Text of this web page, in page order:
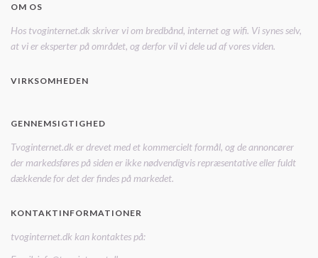
OM OS
Hos tvoginternet.dk skriver vi om bredbånd, internet og wifi. Vi synes selv,
at vi er eksperter på området, og derfor vil vi dele ud af vores viden.
VIRKSOMHEDEN
GENNEMSIGTIGHED
Tvoginternet.dk er drevet med et kommercielt formål, og de annoncører
der markedsføres på siden er ikke nødvendigvis repræsentative eller fuldt
dækkende for det der findes på markedet.
KONTAKTINFORMATIONER
tvoginternet.dk kan kontaktes på: